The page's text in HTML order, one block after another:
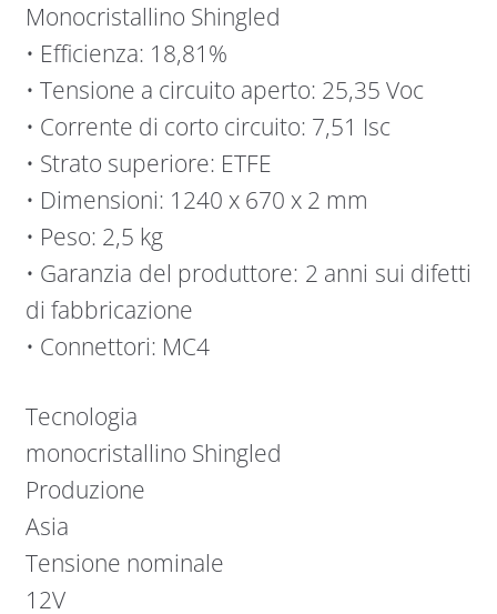
Monocristallino Shingled
• Efficienza: 18,81%
• Tensione a circuito aperto: 25,35 Voc
• Corrente di corto circuito: 7,51 Isc
• Strato superiore: ETFE
• Dimensioni: 1240 x 670 x 2 mm
• Peso: 2,5 kg
• Garanzia del produttore: 2 anni sui difetti
di fabbricazione
• Connettori: MC4
Tecnologia
monocristallino Shingled
Produzione
Asia
Tensione nominale
12V